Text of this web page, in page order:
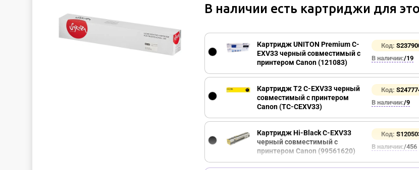
В наличии есть картриджи для
Картридж UNITON Premium C-
EXV33 черный совместимый с
принтером Canon (121083)
Код:
В наличии:/19
Картридж T2 C-EXV33 черный
совместимый с принтером
Canon (TC-CEXV33)
Код:
В наличии:/9
Картридж Hi-Black C-EXV33
черный совместимый с
принтером Canon (99561620)
Код:
В наличии:/456